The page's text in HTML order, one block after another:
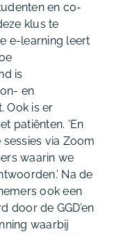
en co-
klus te
e-learning leert
is
en
Ook is er
patiënten. ‘En
via Zoom
waarin we
Na de
ook een
door de GGD’en
waarbij